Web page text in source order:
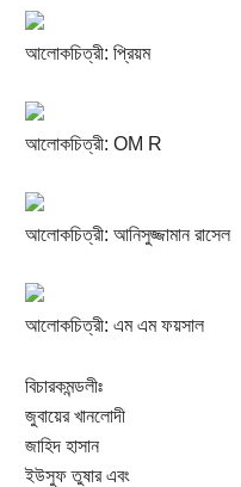
আলোকচিত্রী: প্রিয়ম
আলোকচিত্রী: OM R
আলোকচিত্রী: আনিসুজ্জামান রাসেল
আলোকচিত্রী: এম এম ফয়সাল
বিচারকমন্ডলীঃ
জুবায়ের খানলোদী
জাহিদ হাসান
ইউসুফ তুষার এবং